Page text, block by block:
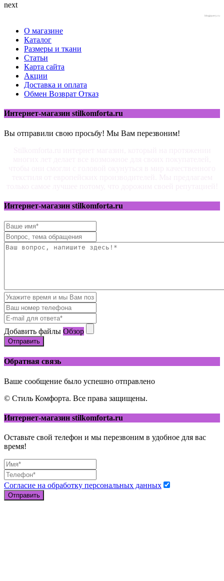
next
blogjquery.ru
О магазине
Каталог
Размеры и ткани
Статьи
Карта сайта
Акции
Доставка и оплата
Обмен Возврат Отказ
Интернет-магазин stilkomforta.ru
Вы отправили свою просьбу! Мы Вам перезвоним!
Интернет-магазин stilkomforta.ru
Добавить файлы Обзор
Отправить
Обратная связь
Ваше сообщение было успешно отправлено
© Стиль Комфорта. Все права защищены.
Интернет-магазин stilkomforta.ru
Оставьте свой телефон и мы перезвоним в удобное для вас
время!
Согласие на обработку персональных данных
Отправить